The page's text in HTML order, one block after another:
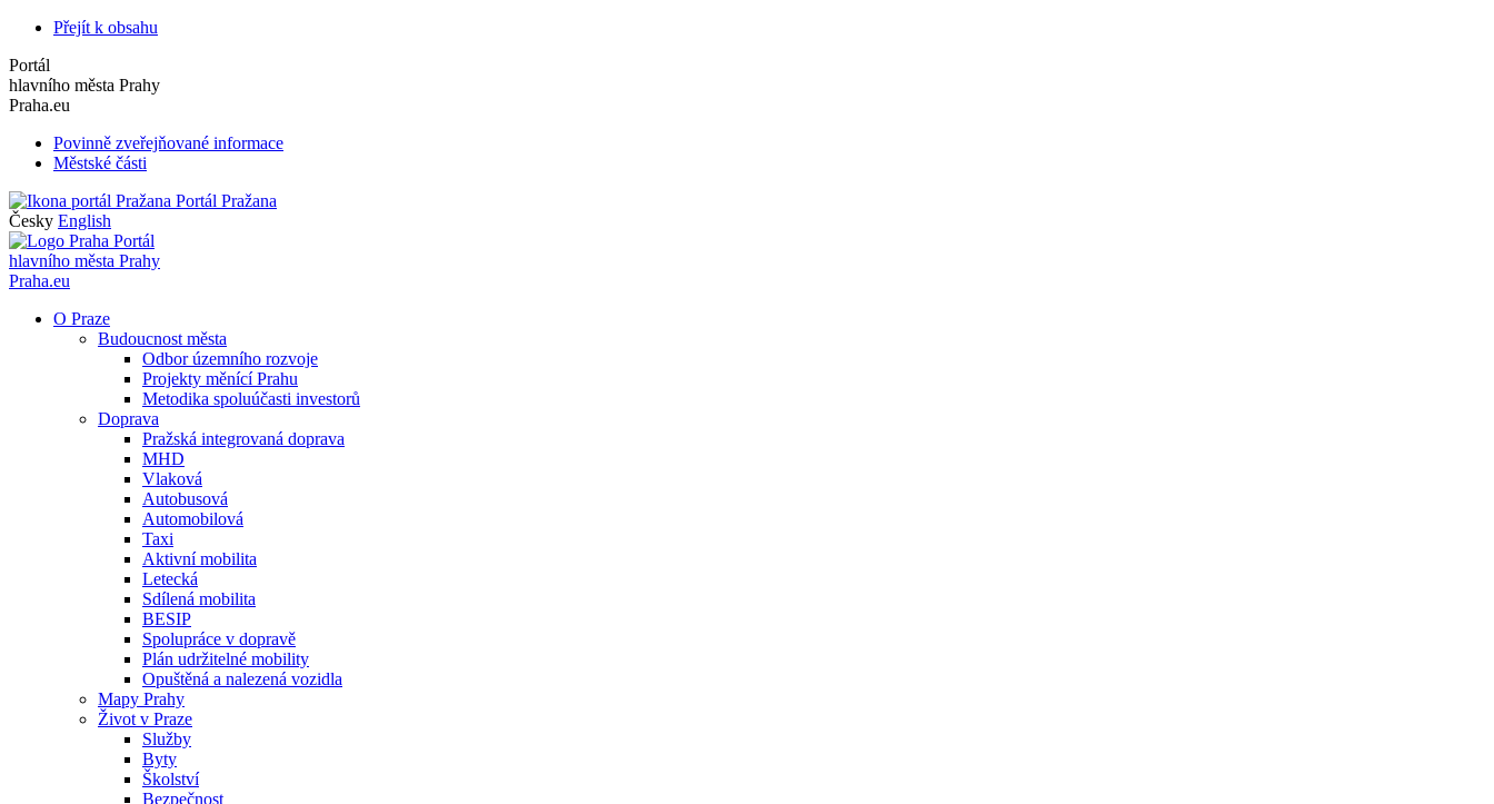
Přejít k obsahu
Portál
hlavního města Prahy
Praha.eu
Povinně zveřejňované informace
Městské části
Portál Pražana
Česky English
Portál
hlavního města Prahy
Praha.eu
O Praze
Budoucnost města
Odbor územního rozvoje
Projekty měnící Prahu
Metodika spoluúčasti investorů
Doprava
Pražská integrovaná doprava
MHD
Vlaková
Autobusová
Automobilová
Taxi
Aktivní mobilita
Letecká
Sdílená mobilita
BESIP
Spolupráce v dopravě
Plán udržitelné mobility
Opuštěná a nalezená vozidla
Mapy Prahy
Život v Praze
Služby
Byty
Školství
Bezpečnost